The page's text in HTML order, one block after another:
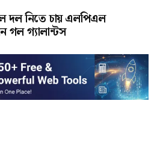
দল নিতে চায় এলপিএল
গল গ্যালান্টস